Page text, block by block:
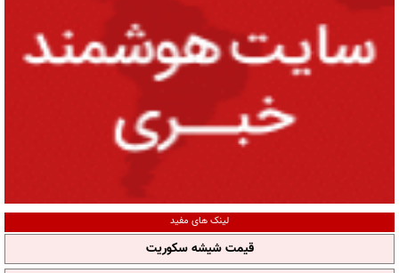
لینک های مفید
قیمت شیشه سکوریت